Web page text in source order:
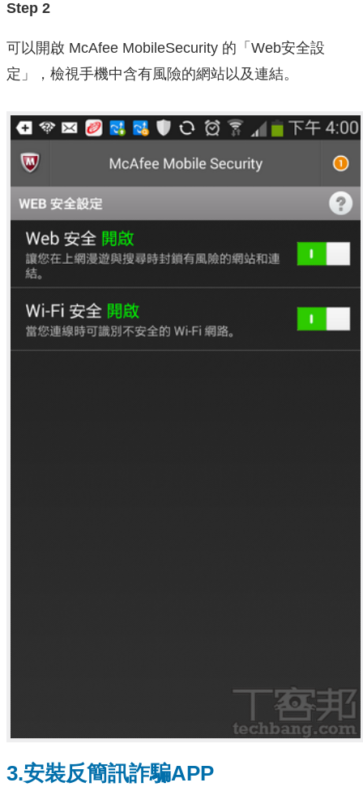
Step 2
可以開啟 McAfee MobileSecurity 的「Web安全設
定」，檢視手機中含有風險的網站以及連結。
3.安裝反簡訊詐騙APP